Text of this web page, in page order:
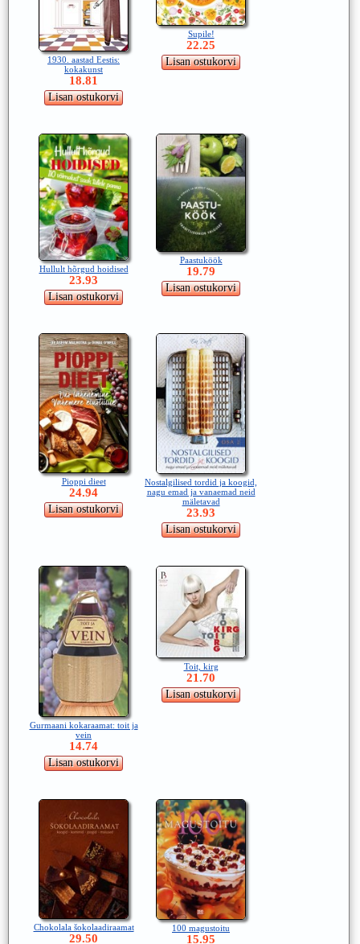
1930. aastad Eestis:
kokakunst
18.81
Supile!
22.25
Hullult hõrgud hoidised
23.93
Paastuköök
19.79
Pioppi dieet
24.94
Nostalgilised tordid ja koogid,
nagu emad ja vanaemad neid
mäletavad
23.93
Gurmaani kokaraamat: toit ja
vein
14.74
Toit, kirg
21.70
Chokolala šokolaadiraamat
29.50
100 magustoitu
15.95